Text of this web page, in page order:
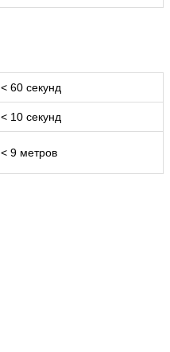
< 60 секунд
< 10 секунд
< 9 метров